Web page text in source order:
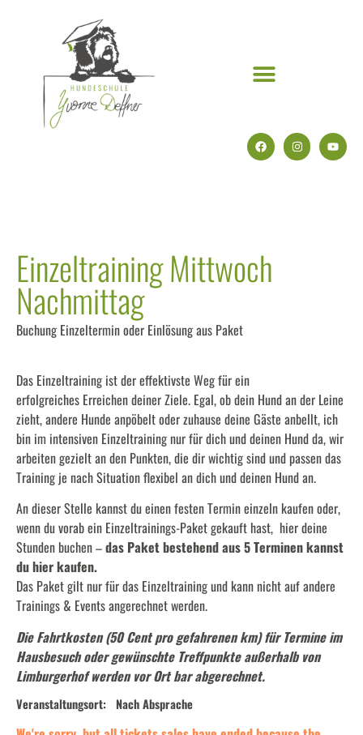
Einzeltraining Mittwoch
Nachmittag
Buchung Einzeltermin oder Einlösung aus Paket
Das Einzeltraining ist der effektivste Weg für ein
erfolgreiches Erreichen deiner Ziele. Egal, ob dein Hund an der Leine
zieht, andere Hunde anpöbelt oder zuhause deine Gäste anbellt, ich
bin im intensiven Einzeltraining nur für dich und deinen Hund da, wir
arbeiten gezielt an den Punkten, die dir wichtig sind und passen das
Training je nach Situation flexibel an dich und deinen Hund an.
An dieser Stelle kannst du einen festen Termin einzeln kaufen oder,
wenn du vorab ein Einzeltrainings-Paket gekauft hast, hier deine
Stunden buchen –das Paket bestehend aus 5 Terminen kannst
duhierkaufen.
Das Paket gilt nur für das Einzeltraining und kann nicht auf andere
Trainings & Events angerechnet werden.
Die Fahrtkosten (50 Cent pro gefahrenen km) für Termine im
Hausbesuch oder gewünschte Treffpunkte außerhalb von
Limburgerhof werden vor Ort bar abgerechnet.
Veranstaltungsort: Nach Absprache